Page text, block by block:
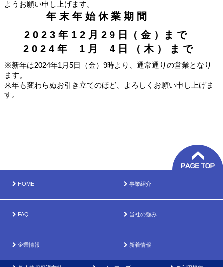
ようお願い申し上げます。
年 末 年 始 休 業 期 間
2 0 2 3 年 1 2 月 2 9 日（ 金 ）ま で
2 0 2 4 年 1 月 4 日 （ 木 ） ま で
※新年は2024年1月5日（金）9時より、通常通りの営業となり
ます。
来年も変わらぬお引き立てのほど、よろしくお願い申し上げま
す。
HOME 事業紹介
FAQ 当社の強み
企業情報 新着情報